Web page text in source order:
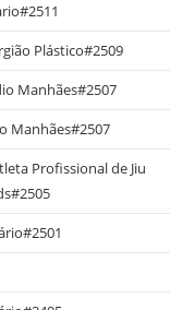
Plástico#2509
Manhães#2507
Manhães#2507
Profissional de Jiu